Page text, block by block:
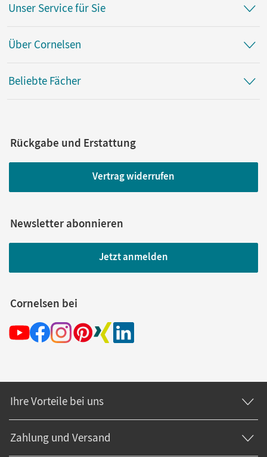
Unser Service für Sie
Über Cornelsen
Beliebte Fächer
Rückgabe und Erstattung
Vertrag widerrufen
Newsletter abonnieren
Jetzt anmelden
Cornelsen bei
Ihre Vorteile bei uns
Zahlung und Versand